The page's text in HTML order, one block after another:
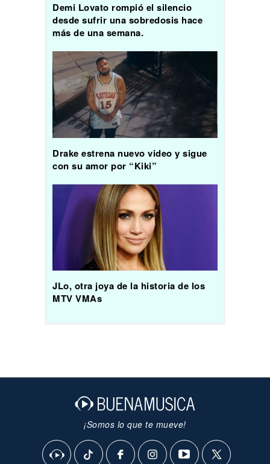
Demi Lovato rompió el silencio
desde sufrir una sobredosis hace
más de una semana.
Drake estrena nuevo video y sigue
con su amor por “Kiki”
JLo, otra joya de la historia de los
MTV VMAs
¡Somos lo que te mueve!